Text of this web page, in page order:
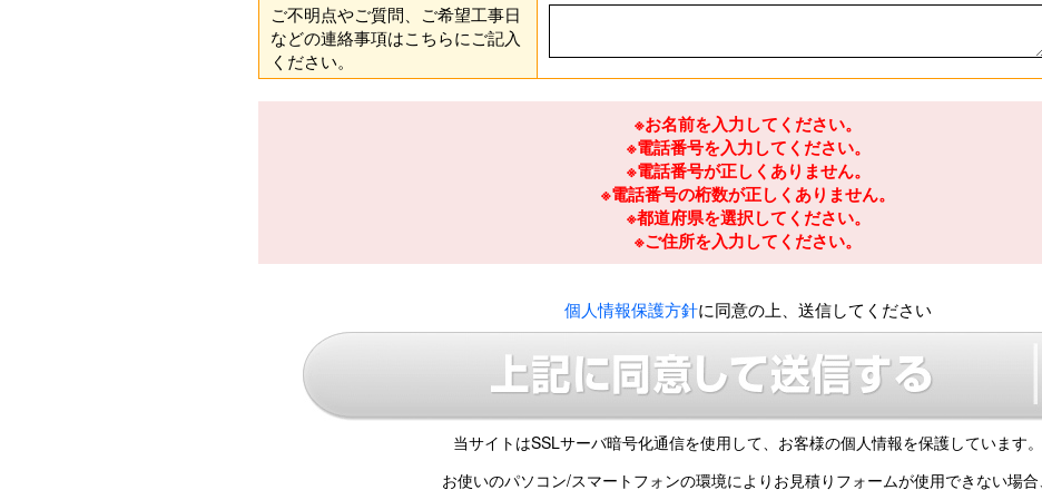
ご不明点やご質問、ご希望工事日
などの連絡事項はこちらにご記入
ください。
※お名前を入力してください。
※電話番号を入力してください。
※電話番号が正しくありません。
※電話番号の桁数が正しくありません。
※都道府県を選択してください。
※ご住所を入力してください。
個人情報保護方針に同意の上、送信してください
当サイトはSSLサーバ暗号化通信を使用して、 お客様の個人情報を保護しています。
お使いのパソコン/スマートフォンの環境により お見積りフォームが使用できない場合、